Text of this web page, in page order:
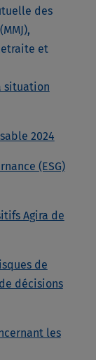
des
et
situation
2024
(ESG)
Agira de
de
décisions
les